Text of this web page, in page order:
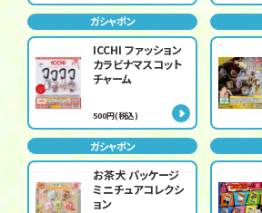
ガシャポン
ICCHI ファッション
カラビナマスコット
チャーム
500円(税込)
ガシャポン
お茶犬 パッケージ
ミニチュアコレクシ
ョン